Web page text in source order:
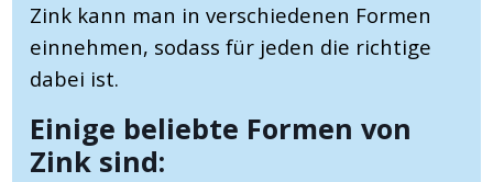
Zink kann man in verschiedenen Formen
einnehmen, sodass für jeden die richtige
dabei ist.
Einige beliebte Formen von
Zink sind: